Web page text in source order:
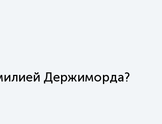
Держиморда?